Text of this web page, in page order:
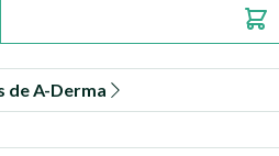
de A-Derma